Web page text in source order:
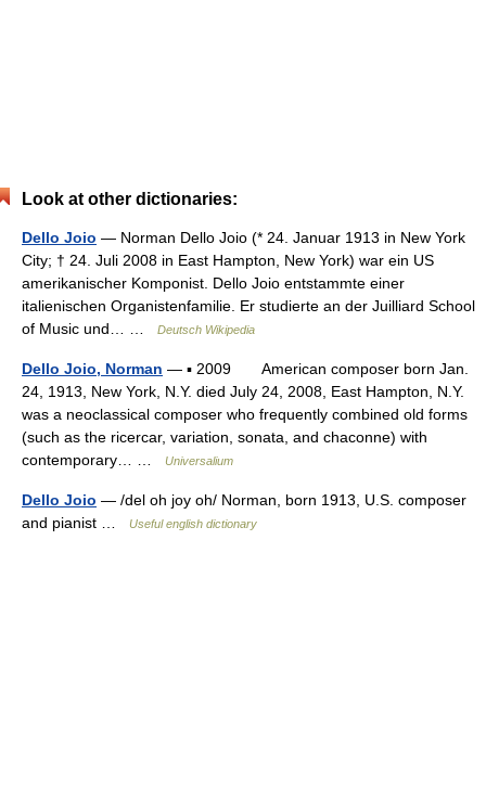
Look at other dictionaries:
Dello Joio — Norman Dello Joio (* 24. Januar 1913 in New York
City; † 24. Juli 2008 in East Hampton, New York) war ein US
amerikanischer Komponist. Dello Joio entstammte einer
italienischen Organistenfamilie. Er studierte an der Juilliard School
of Music und… …
Deutsch Wikipedia
Dello Joio, Norman — ▪ 2009 American composer born Jan.
24, 1913, New York, N.Y. died July 24, 2008, East Hampton, N.Y.
was a neoclassical composer who frequently combined old forms
(such as the ricercar, variation, sonata, and chaconne) with
contemporary… …
Universalium
Dello Joio — /del oh joy oh/ Norman, born 1913, U.S. composer
and pianist …
Useful english dictionary